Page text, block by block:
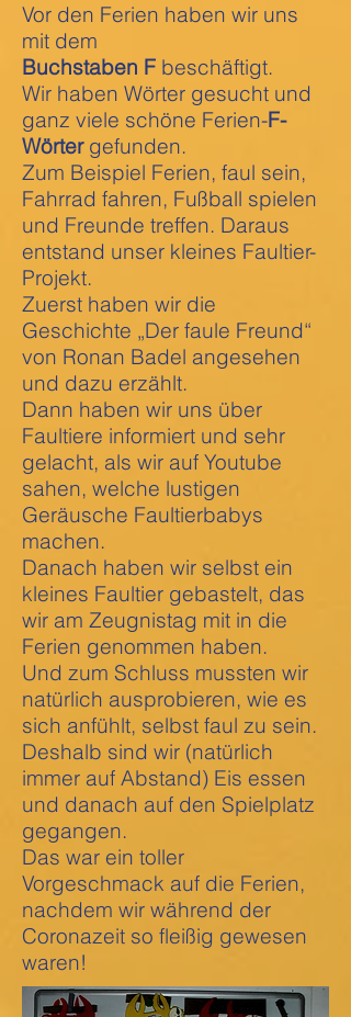
Vor den Ferien haben wir uns
mit dem
Buchstaben F beschäftigt.
Wir haben Wörter gesucht und
ganz viele schöne Ferien-F-
Wörtergefunden.
Zum Beispiel Ferien, faul sein,
Fahrrad fahren, Fußball spielen
und Freunde treffen. Daraus
entstand unser kleines Faultier-
Projekt.
Zuerst haben wir die
Geschichte „Der faule Freund“
von Ronan Badel angesehen
und dazu erzählt.
Dann haben wir uns über
Faultiere informiert und sehr
gelacht, als wir auf Youtube
sahen, welche lustigen
Geräusche Faultierbabys
machen.
Danach haben wir selbst ein
kleines Faultier gebastelt, das
wir am Zeugnistag mit in die
Ferien genommen haben.
Und zum Schluss mussten wir
natürlich ausprobieren, wie es
sich anfühlt, selbst faul zu sein.
Deshalb sind wir (natürlich
immer auf Abstand) Eis essen
und danach auf den Spielplatz
gegangen.
Das war ein toller
Vorgeschmack auf die Ferien,
nachdem wir während der
Coronazeit so fleißig gewesen
waren!